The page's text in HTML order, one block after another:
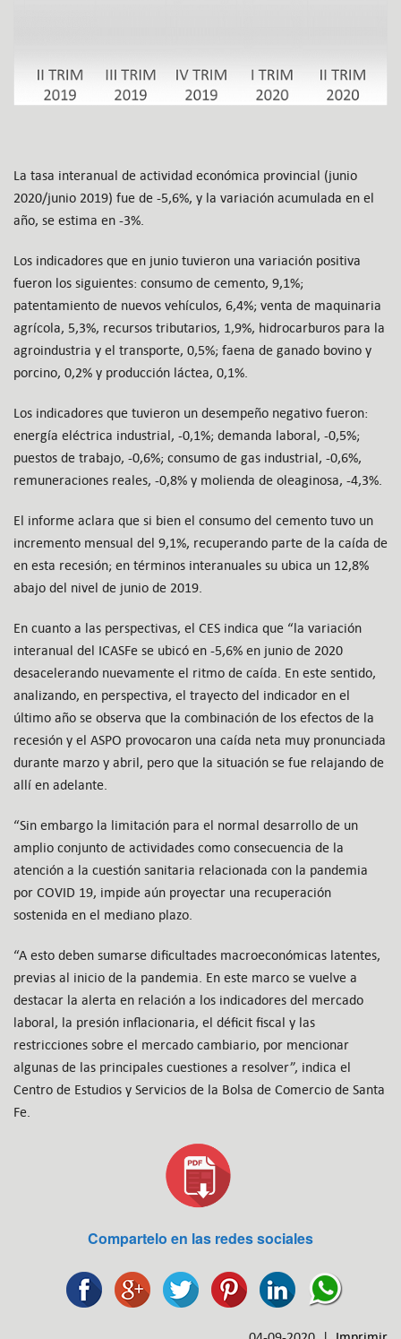
La tasa interanual de actividad económica provincial (junio
2020/junio 2019) fue de -5,6%, y la variación acumulada en el
año, se estima en -3%.
Los indicadores que en junio tuvieron una variación positiva
fueron los siguientes: consumo de cemento, 9,1%;
patentamiento de nuevos vehículos, 6,4%; venta de maquinaria
agrícola, 5,3%, recursos tributarios, 1,9%, hidrocarburos para la
agroindustria y el transporte, 0,5%; faena de ganado bovino y
porcino, 0,2% y producción láctea, 0,1%.
Los indicadores que tuvieron un desempeño negativo fueron:
energía eléctrica industrial, -0,1%; demanda laboral, -0,5%;
puestos de trabajo, -0,6%; consumo de gas industrial, -0,6%,
remuneraciones reales, -0,8% y molienda de oleaginosa, -4,3%.
El informe aclara que si bien el consumo del cemento tuvo un
incremento mensual del 9,1%, recuperando parte de la caída de
en esta recesión; en términos interanuales su ubica un 12,8%
abajo del nivel de junio de 2019.
En cuanto a las perspectivas, el CES indica que “la variación
interanual del ICASFe se ubicó en -5,6% en junio de 2020
desacelerando nuevamente el ritmo de caída. En este sentido,
analizando, en perspectiva, el trayecto del indicador en el
último año se observa que la combinación de los efectos de la
recesión y el ASPO provocaron una caída neta muy pronunciada
durante marzo y abril, pero que la situación se fue relajando de
allí en adelante.
“Sin embargo la limitación para el normal desarrollo de un
amplio conjunto de actividades como consecuencia de la
atención a la cuestión sanitaria relacionada con la pandemia
por COVID 19, impide aún proyectar una recuperación
sostenida en el mediano plazo.
“A esto deben sumarse dificultades macroeconómicas latentes,
previas al inicio de la pandemia. En este marco se vuelve a
destacar la alerta en relación a los indicadores del mercado
laboral, la presión inflacionaria, el déficit fiscal y las
restricciones sobre el mercado cambiario, por mencionar
algunas de las principales cuestiones a resolver”, indica el
Centro de Estudios y Servicios de la Bolsa de Comercio de Santa
Fe.
Compartelo en las redes sociales